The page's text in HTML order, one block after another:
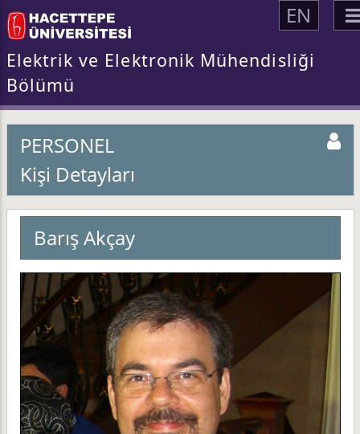
EN
Elektrik ve Elektronik Mühendisliği
Bölümü
PERSONEL
Kişi Detayları
Barış Akçay